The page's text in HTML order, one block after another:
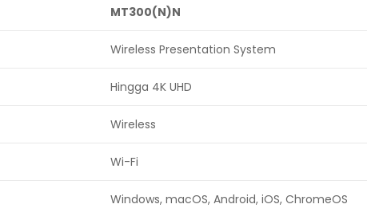
MT300(N)N
Wireless Presentation System
Hingga 4K UHD
Wireless
Wi-Fi
Windows, macOS, Android, iOS, ChromeOS